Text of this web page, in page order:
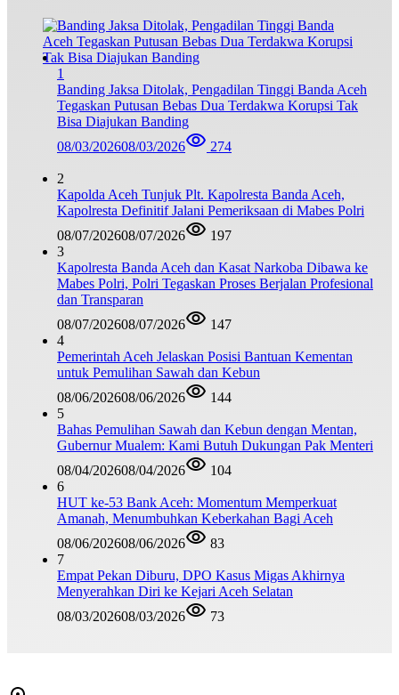
1
Banding Jaksa Ditolak, Pengadilan Tinggi Banda Aceh
Tegaskan Putusan Bebas Dua Terdakwa Korupsi Tak
Bisa Diajukan Banding
08/03/202608/03/2026 274
2
Kapolda Aceh Tunjuk Plt. Kapolresta Banda Aceh,
Kapolresta Definitif Jalani Pemeriksaan di Mabes Polri
08/07/202608/07/2026
197
3
Kapolresta Banda Aceh dan Kasat Narkoba Dibawa ke
Mabes Polri, Polri Tegaskan Proses Berjalan Profesional
dan Transparan
08/07/202608/07/2026
147
4
Pemerintah Aceh Jelaskan Posisi Bantuan Kementan
untuk Pemulihan Sawah dan Kebun
08/06/202608/06/2026
144
5
Bahas Pemulihan Sawah dan Kebun dengan Mentan,
Gubernur Mualem: Kami Butuh Dukungan Pak Menteri
08/04/202608/04/2026
104
6
HUT ke-53 Bank Aceh: Momentum Memperkuat
Amanah, Menumbuhkan Keberkahan Bagi Aceh
08/06/202608/06/2026
83
7
Empat Pekan Diburu, DPO Kasus Migas Akhirnya
Menyerahkan Diri ke Kejari Aceh Selatan
08/03/202608/03/2026 73